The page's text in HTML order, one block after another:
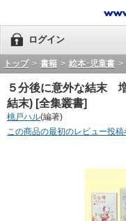
ログイン
トップ > 書籍 > 絵本･児童書 >
５分後に意外な結末
結末) [全集叢書]
桃戸ハル(編著)
この商品の最初のレビュー投稿